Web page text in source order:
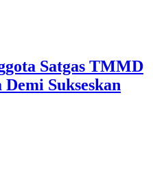
Satgas TMMD
Sukseskan